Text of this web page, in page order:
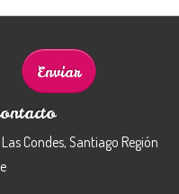
Condes, Santiago Región